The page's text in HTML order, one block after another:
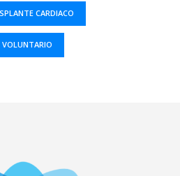
CARDIACO
VOLUNTARIO